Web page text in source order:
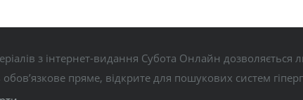
з інтернет-видання Субота Онлайн
пряме, відкрите для пошукових систем